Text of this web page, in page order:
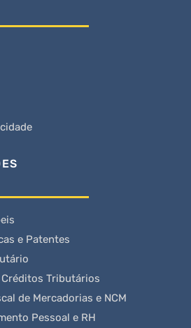
e Patentes
Créditos Tributários
de Mercadorias e NCM
Pessoal e RH